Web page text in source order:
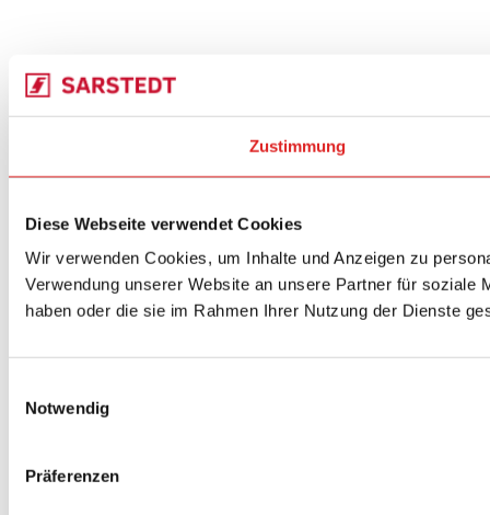
Zustimmung
Diese Webseite verwendet Cookies
Wir verwenden Cookies, um Inhalte und Anzeigen zu
Verwendung unserer Website an unsere Partner für soziale
haben oder die sie im Rahmen Ihrer Nutzung der Dienste
Notwendig
Präferenzen